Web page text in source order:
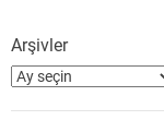
Arşivler